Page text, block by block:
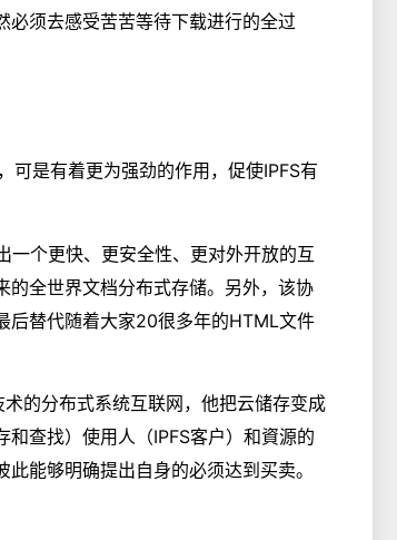
必须去感受苦苦等待下载进行的全过
可是有着更为强劲的作用，促使IPFS有
一个更快、更安全性、更对外开放的互
的全世界文档分布式存储。另外，该协
后替代随着大家20很多年的HTML文件
的分布式系统互联网，他把云储存变成
查找）使用人（IPFS客户）和資源的
能够明确提出自身的必须达到买卖。